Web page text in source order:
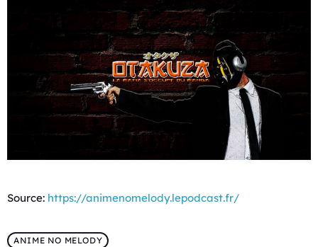
Source: https://animenomelody.lepodcast.fr/
ANIME NO MELODY